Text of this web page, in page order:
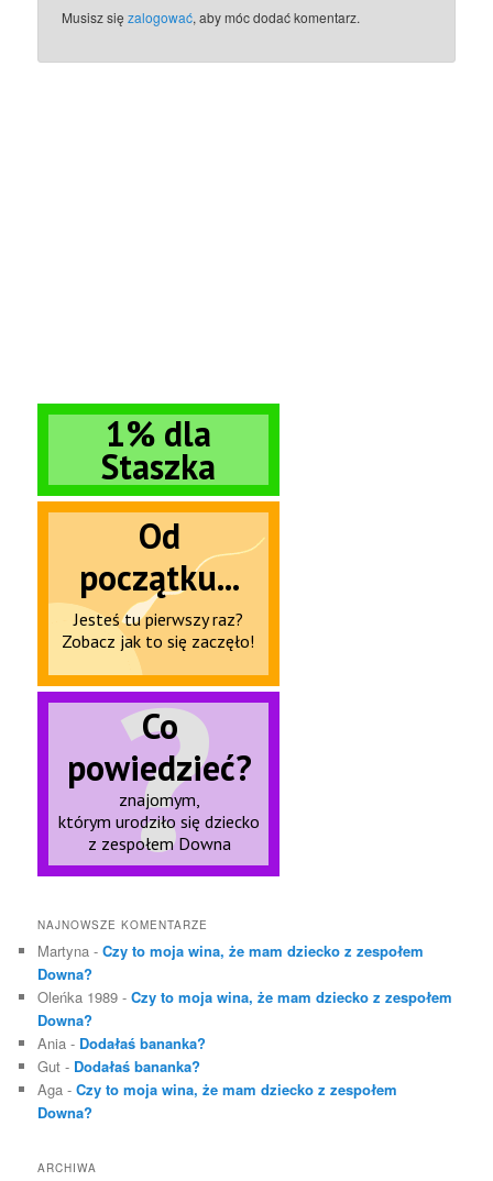
Musisz sięzalogować, aby móc dodać komentarz.
NAJNOWSZE KOMENTARZE
Martyna -Czy to moja wina, że mam dziecko z zespołem
Downa?
Oleńka 1989 -Czy to moja wina, że mam dziecko z zespołem
Downa?
Ania - Dodałaś bananka?
Gut - Dodałaś bananka?
Aga -Czy to moja wina, że mam dziecko z zespołem
Downa?
ARCHIWA